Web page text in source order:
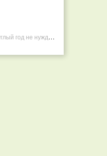
Горжусь тем, что моя семья круглый год не нуждается в покупных витаминах